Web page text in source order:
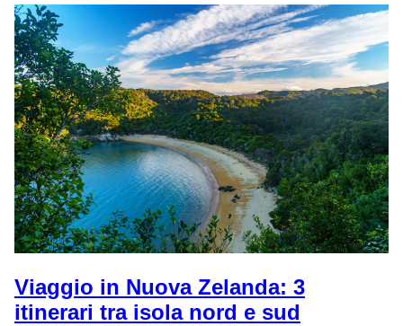
Hong
Kong:
pro
e
Viaggio in Nuova Zelanda: 3
itinerari tra isola nord e sud